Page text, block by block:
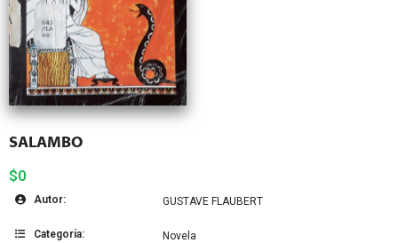
SALAMBO
$0
Autor: GUSTAVE FLAUBERT
Categoría: Novela